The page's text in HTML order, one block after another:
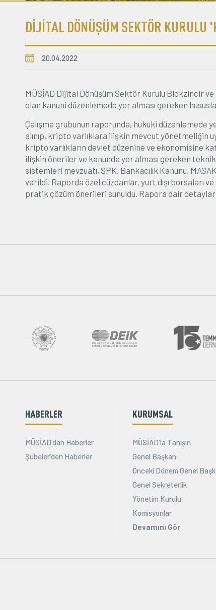
DİJİTAL DÖNÜŞÜM SEKTÖR
20.04.2022
MÜSİAD Dijital Dönüşüm Sektör Kurulu Blokzincir
olan kanuni düzenlemede yer alması gereken
Çalışma grubunun raporunda, hukuki düzenlemede
alınıp, kripto varlıklara ilişkin mevcut yönetmeliğin
kripto varlıkların devlet düzenine ve ekonomisine
ilişkin öneriler ve kanunda yer alması gereken
sistemleri mevzuatı, SPK, Bankacılık Kanunu,
verildi. Raporda özel cüzdanlar, yurt dışı borsaları
pratik çözüm önerileri sunuldu. Rapora dair detaylar
HABERLER
MÜSİAD'dan Haberler
Şubeler'den Haberler
KURUMSAL
MÜSİAD'la Tanışın
Genel Başkan
Önceki Dönem Genel
Genel Sekreterlik
Yönetim Kurulu
Komisyonlar
Devamını Gör